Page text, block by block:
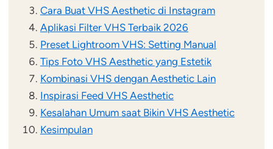
Cara Buat VHS Aesthetic di Instagram
Aplikasi Filter VHS Terbaik 2026
Preset Lightroom VHS: Setting Manual
Tips Foto VHS Aesthetic yang Estetik
Kombinasi VHS dengan Aesthetic Lain
Inspirasi Feed VHS Aesthetic
Kesalahan Umum saat Bikin VHS Aesthetic
Kesimpulan